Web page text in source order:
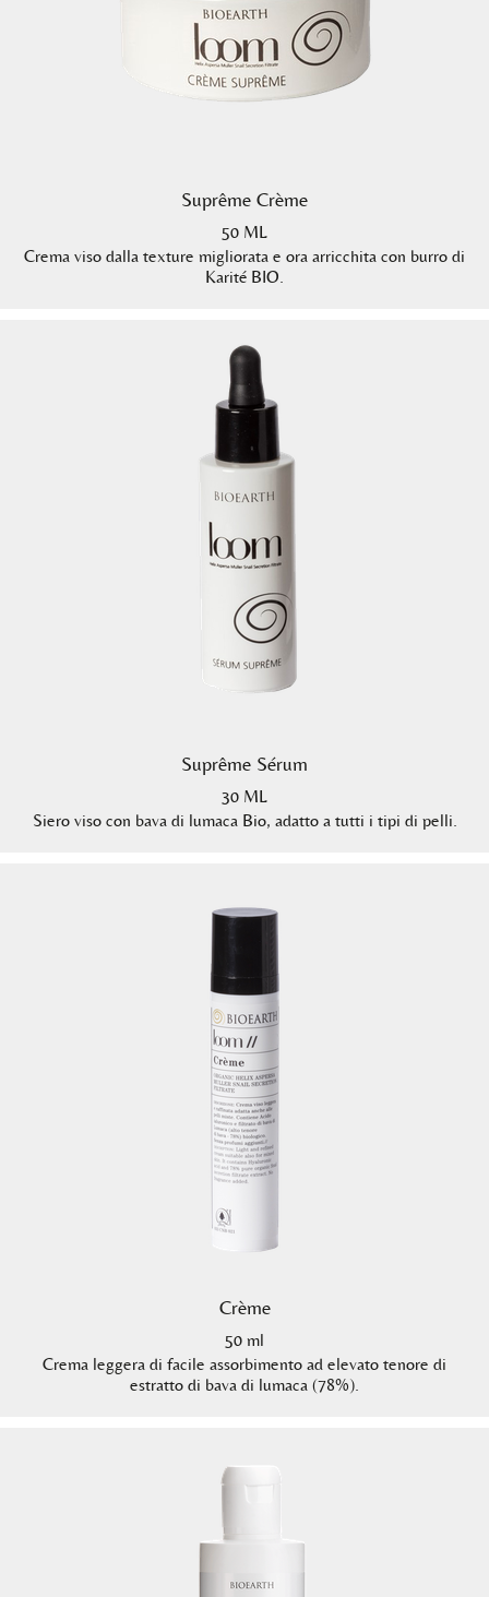
Suprême Crème
50 ML
Crema viso dalla texture migliorata e ora arricchita con burro di
Karité BIO.
Suprême Sérum
30 ML
Siero viso con bava di lumaca Bio, adatto a tutti i tipi di pelli.
Crème
50 ml
Crema leggera di facile assorbimento ad elevato tenore di
estratto di bava di lumaca (78%).